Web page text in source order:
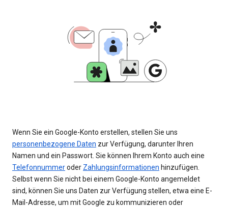
Wenn Sie ein Google-Konto erstellen, stellen Sie uns
personenbezogene Daten zur Verfügung, darunter Ihren
Namen und ein Passwort. Sie können Ihrem Konto auch eine
Telefonnummeroder Zahlungsinformationen hinzufügen.
Selbst wenn Sie nicht bei einem Google-Konto angemeldet
sind, können Sie uns Daten zur Verfügung stellen, etwa eine E-
Mail-Adresse, um mit Google zu kommunizieren oder